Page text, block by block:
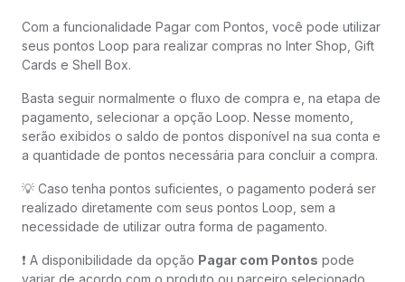
Com a funcionalidade Pagar com Pontos, você pode utilizar
seus pontos Loop para realizar compras no Inter Shop, Gift
Cards e Shell Box.
Basta seguir normalmente o fluxo de compra e, na etapa de
pagamento, selecionar a opção Loop. Nesse momento,
serão exibidos o saldo de pontos disponível na sua conta e
a quantidade de pontos necessária para concluir a compra.
💡 Caso tenha pontos suficientes, o pagamento poderá ser
realizado diretamente com seus pontos Loop, sem a
necessidade de utilizar outra forma de pagamento.
❗ A disponibilidade da opção Pagar com Pontos pode